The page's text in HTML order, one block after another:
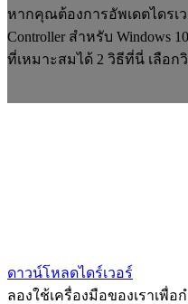
หากคุณต้องการอัพเดตไดรเว
Controller สำหรับ Windows
ที่เหมาะสมได้ 2 วิธีที่นี่ เลือก
ดาวน์โหลดไดร์เวอร์
ลองใช้เครื่องมือของเราเพื่